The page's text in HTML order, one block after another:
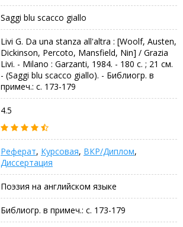
Saggi blu scacco giallo
Livi G. Da una stanza all'altra : [Woolf, Austen,
Dickinson, Percoto, Mansfield, Nin] / Grazia
Livi. - Milano : Garzanti, 1984. - 180 с. ; 21 см.
- (Saggi blu scacco giallo). - Библиогр. в
примеч.: с. 173-179
4.5
Реферат, Курсовая, ВКР/Диплом,
Диссертация
Поэзия на английском языке
Библиогр. в примеч.: с. 173-179